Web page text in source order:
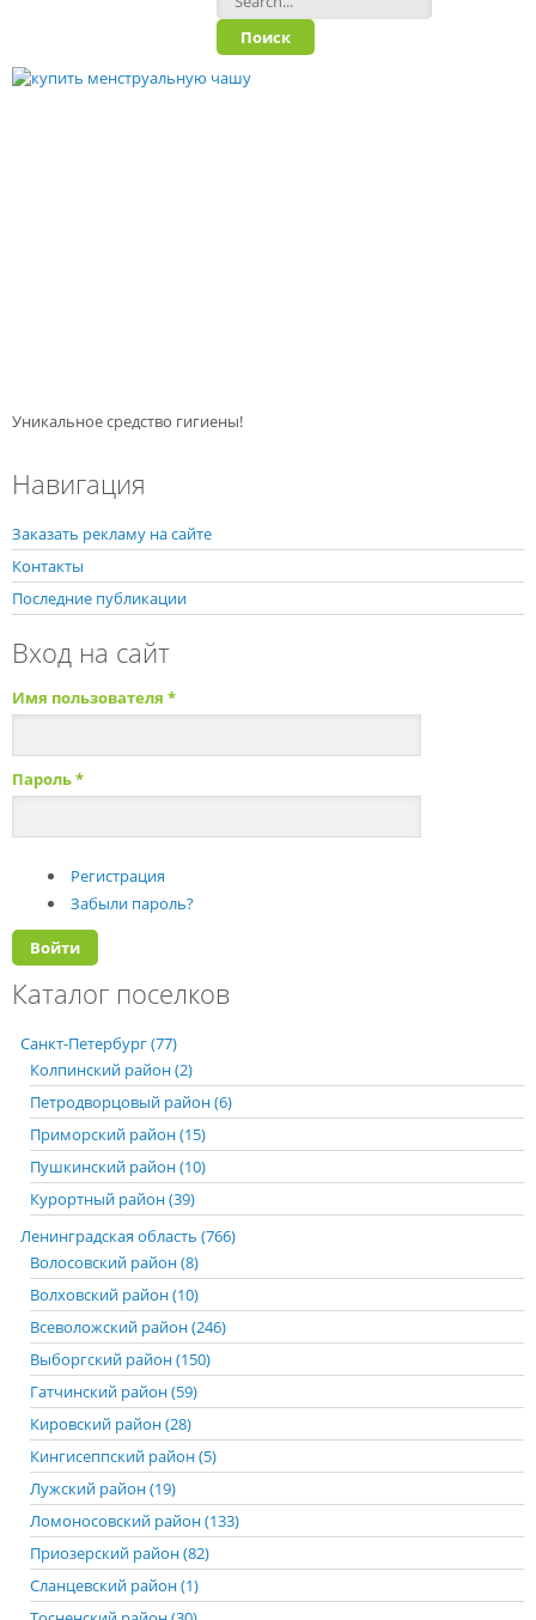
Уникальное средство гигиены!
Навигация
Заказать рекламу на сайте
Контакты
Последние публикации
Вход на сайт
Имя пользователя *
Пароль*
Регистрация
Забыли пароль?
Каталог поселков
Санкт-Петербург (77)
Колпинский район (2)
Петродворцовый район (6)
Приморский район (15)
Пушкинский район (10)
Курортный район (39)
Ленинградская область (766)
Волосовский район (8)
Волховский район (10)
Всеволожский район (246)
Выборгский район (150)
Гатчинский район (59)
Кировский район (28)
Кингисеппский район (5)
Лужский район (19)
Ломоносовский район (133)
Приозерский район (82)
Сланцевский район (1)